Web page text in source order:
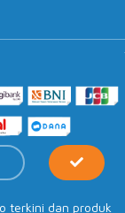
terkini dan produk